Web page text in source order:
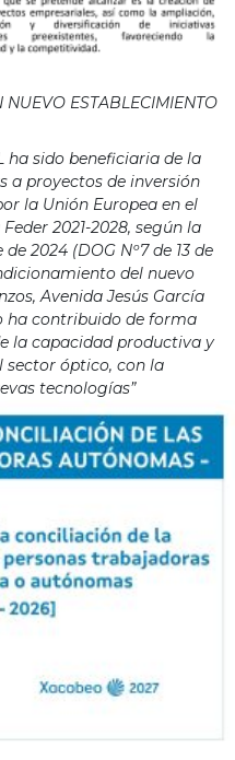
NUEVO ESTABLECIMIENTO
ha sido beneficiaria de la
a proyectos de inversión
la Unión Europea en el
2021-2028, según la
2024 (DOG Nº7 de 13 de
del nuevo
Avenida Jesús García
ha contribuido de forma
la capacidad productiva y
sector óptico, con la
tecnologías”